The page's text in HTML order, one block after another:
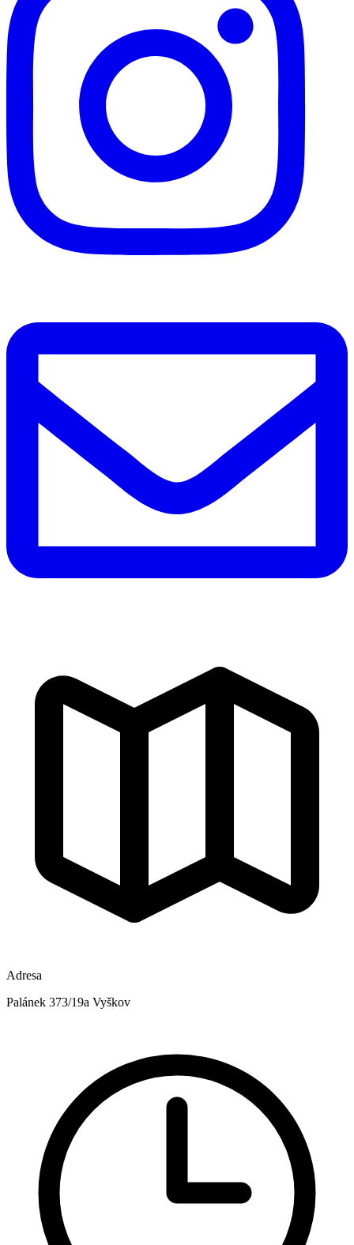
Adresa
Palánek 373/19a Vyškov